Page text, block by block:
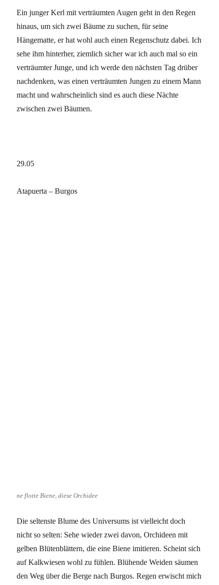
Ein junger Kerl mit verträumten Augen geht in den Regen
hinaus, um sich zwei Bäume zu suchen, für seine
Hängematte, er hat wohl auch einen Regenschutz dabei. Ich
sehe ihm hinterher, ziemlich sicher war ich auch mal so ein
verträumter Junge, und ich werde den nächsten Tag drüber
nachdenken, was einen verträumten Jungen zu einem Mann
macht und wahrscheinlich sind es auch diese Nächte
zwischen zwei Bäumen.
29.05
Atapuerta – Burgos
ne flotte Biene, diese Orchidee
Die seltenste Blume des Universums ist vielleicht doch
nicht so selten: Sehe wieder zwei davon, Orchideen mit
gelben Blütenblättern, die eine Biene imitieren. Scheint sich
auf Kalkwiesen wohl zu fühlen. Blühende Weiden säumen
den Weg über die Berge nach Burgos. Regen erwischt mich